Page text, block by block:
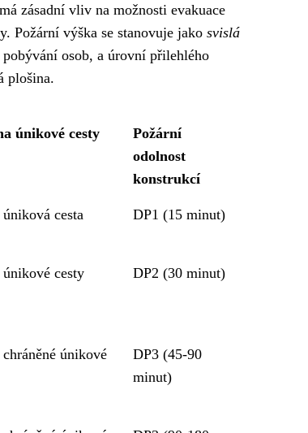
zásadní vliv na možnosti evakuace
Požární výška se stanovuje jako svislá
osob, a úrovní přilehlého
plošina.
únikové cesty
Požární
odolnost
konstrukcí
cesta DP1 (15 minut)
cesty DP2 (30 minut)
únikové
DP3 (45-90
minut)